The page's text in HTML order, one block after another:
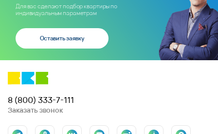
Для вас сделают подбор квартиры по
индивидуальным параметрам
Оставить заявку
8 (800) 333-7-111
Заказать звонок